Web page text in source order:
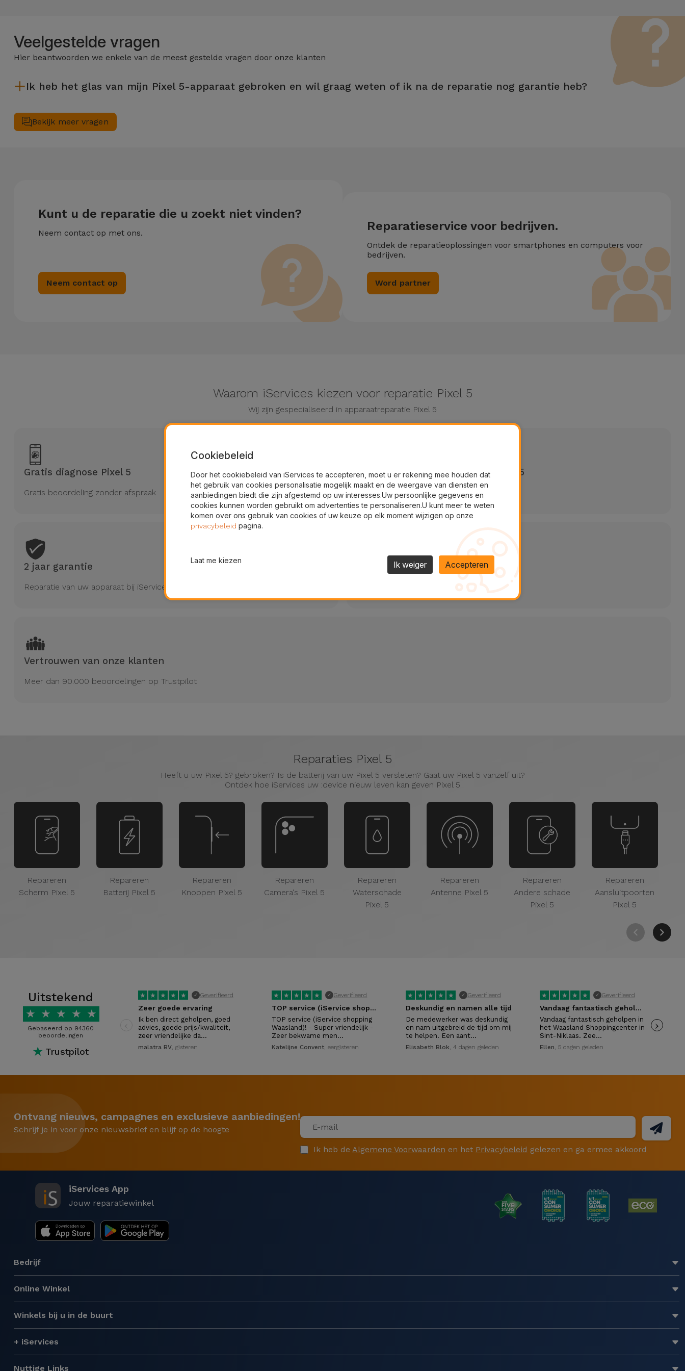
Bekijk
Hygiëne
Tassen en
Koffers
Auto en
iPad en
Veelgestelde vragen
Hier beantwoorden we enkele van de meest gestelde vragen door onze klanten
Ik heb het glas van mijn Pixel 5-apparaat gebroken en wil graag weten of ik na de reparatie nog garantie heb?
Bekijk meer vragen
Kunt u de reparatie die u zoekt niet vinden?
Neem contact op met ons.
Neem contact op
Reparatieservice voor bedrijven.
Ontdek de reparatieoplossingen voor smartphones en computers voor
bedrijven.
Word partner
Waarom iServices kiezen voor reparatie Pixel 5
Wij zijn gespecialiseerd in apparaatreparatie Pixel 5
Gratis diagnose Pixel 5
Gratis beoordeling zonder afspraak
Reparaties in 20/30 minuten Pixel 5
Directe reparatie
2 jaar garantie
Reparatie van uw apparaat bij iServices heeft 2 jaar garantie
7 dagen per week tot 24u
Altijd beschikbaar voor reparatie
Vertrouwen van onze klanten
Meer dan 90.000 beoordelingen op Trustpilot
Reparaties Pixel 5
Heeft u uw Pixel 5? gebroken? Is de batterij van uw Pixel 5 versleten? Gaat uw Pixel 5 vanzelf uit?
Ontdek hoe iServices uw :device nieuw leven kan geven Pixel 5
Repareren
Scherm Pixel 5
Repareren
Batterij Pixel 5
Repareren
Knoppen Pixel 5
Repareren
Camera's Pixel 5
Repareren
Waterschade
Pixel 5
Repareren
Antenne Pixel 5
Repareren
Andere schade
Pixel 5
Repareren
Aansluitpoorten
Pixel 5
Uitstekend
★ ★ ★ ★ ★
Gebaseerd op 94360
beoordelingen
★ Trustpilot
★ ★ ★ ★ ★ ✓ Geverifieerd
Zeer goede ervaring
Ik ben direct geholpen, goed
advies, goede prijs/kwaliteit,
zeer vriendelijke da…
malatra BV, gisteren
★ ★ ★ ★ ★ ✓ Geverifieerd
TOP service (iService shopping…
TOP service (iService shopping
Waasland)! - Super vriendelijk -
Zeer bekwame men…
Katelijne Convent, eergisteren
★ ★ ★ ★ ★ ✓ Geverifieerd
Deskundig en namen alle tijd
De medewerker was deskundig
en nam uitgebreid de tijd om mij
te helpen. Een aant…
Elisabeth Blok, 4 dagen geleden
★ ★ ★ ★ ★ ✓ Geverifieerd
Vandaag fantastisch geholpen in het…
Vandaag fantastisch geholpen in
het Waasland Shoppingcenter in
Sint-Niklaas. Zee…
Ellen, 5 dagen geleden
›
Ontvang nieuws, campagnes en exclusieve aanbiedingen!
Schrijf je in voor onze nieuwsbrief en blijf op de hoogte
Ik heb de Algemene Voorwaarden en het Privacybeleid gelezen en ga ermee akkoord
iServices App
Jouw reparatiewinkel
Bedrijf
Online Winkel
Winkels bij u in de buurt
+ iServices
Nuttige Links
Cookiebeleid
Door het cookiebeleid van iServices te accepteren, moet u er rekening mee houden dat
het gebruik van cookies personalisatie mogelijk maakt en de weergave van diensten en
aanbiedingen biedt die zijn afgestemd op uw interesses.Uw persoonlijke gegevens en
cookies kunnen worden gebruikt om advertenties te personaliseren.U kunt meer te weten
komen over ons gebruik van cookies of uw keuze op elk moment wijzigen op onze
privacybeleid pagina.
Laat me kiezen Ik weiger Accepteren